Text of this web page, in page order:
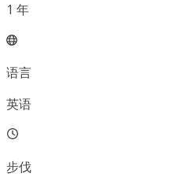
1 年
语言
英语
步伐